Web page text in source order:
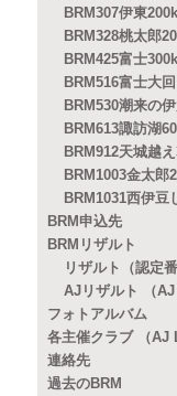
BRM307伊東
BRM328桃太郎
BRM425富士
BRM516富士大
BRM530潮来の
BRM613諏訪湖
BRM912天城越
BRM1003金太郎
BRM1031西伊豆
BRM申込先
BRMリザルト
リザルト（認定
AJリザルト （AJ
フォトアルバム
各主催クラブ （AJ
連絡先
過去のBRM